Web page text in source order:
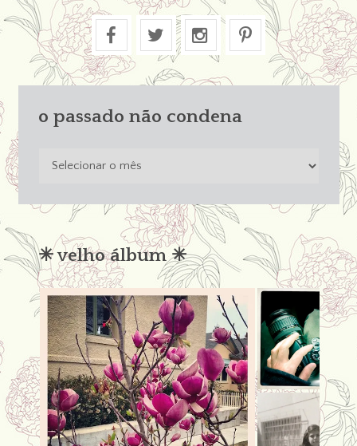
o passado não condena
condena
✳︎ velho álbum ✳︎